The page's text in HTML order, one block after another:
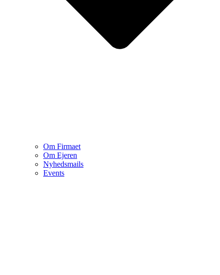
Om Firmaet
Om Ejeren
Nyhedsmails
Events